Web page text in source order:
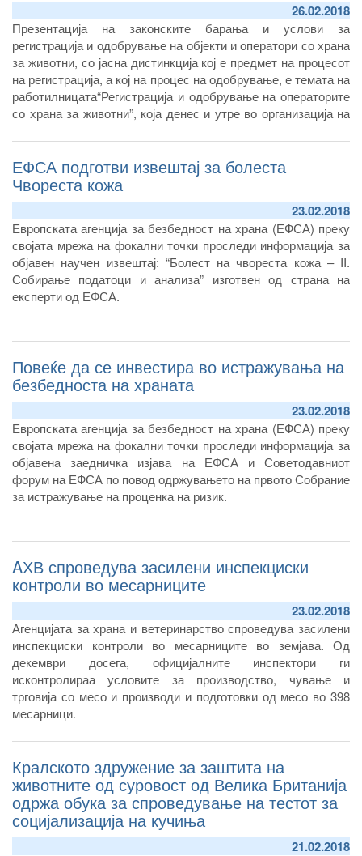
26.02.2018
Презентација на законските барања и услови за
регистрација и одобрување на објекти и оператори со храна
за животни, со јасна дистинкција кој е предмет на процесот
на регистрација, а кој на процес на одобрување, е темата на
работилницата“Регистрација и одобрување на операторите
со храна за животни”, која денес и утре во организација на
претпристапна помош на Европската Комисија – TAIEX, се
одржува во Скопје. На работилницата учествуваат
претставници од Агенција од Секторот за ветеринарно јавно
здравје, Секторот за инспекциски надзор и официјални
ЕФСА подготви извештај за болеста
Чвореста кожа
23.02.2018
Европската агенција за безбедност на храна (ЕФСА) преку
својата мрежа на фокални точки проследи информација за
објавен научен извештај: “Болест на чвореста кожа – II.
Собирање податоци и анализа” изготвен од страна на
експерти од ЕФСА.
Повеќе да се инвестира во истражувања на
безбедноста на храната
23.02.2018
Европската агенција за безбедност на храна (ЕФСА) преку
својата мрежа на фокални точки проследи информација за
објавенa заедничка изјава на ЕФСА и Советодавниот
форум на ЕФСА по повод одржувањето на првото Собрание
за истражување на проценка на ризик.
AХВ спроведува засилени инспекциски
контроли во месарниците
23.02.2018
Агенцијата за храна и ветеринарство спроведува засилени
инспекциски контроли во месарниците во земјава. Од
декември досега, официјалните инспектори ги
исконтролираа условите за производство, чување и
трговија со месо и производи и подготовки од месо во 398
месарници.
однесуваат на нехигиена во објектите, неспроведени мерки
за дезинфекција и дезинсекција, неправилно декларирање
на месото, непоседување на комерцијален документ за
пратка месо.
Кралското здружение за заштита на
животните од суровост од Велика Британија
одржа обука за спроведување на тестот за
социјализација на кучиња
21.02.2018